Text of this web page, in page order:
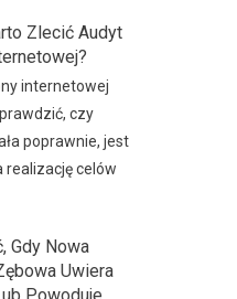
Zlecić Audyt
internetowej
czy
poprawnie, jest
realizację celów
Gdy Nowa
Uwiera